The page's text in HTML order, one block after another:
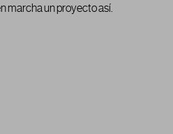
marcha un proyecto así.